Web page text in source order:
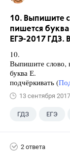
10. Выпишите
пишется
ЕГЭ-2017 ГДЗ.
10.
Выпишите слово,
буква Е.
подчёркивать (
13 сентября 2017
ГДЗ ЕГЭ
2 ответа